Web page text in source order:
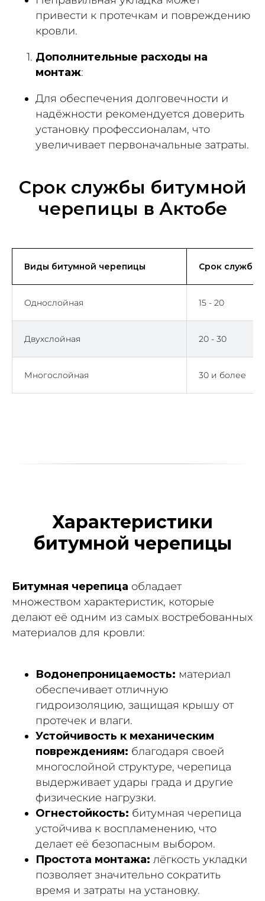
привести к протечкам и повреждению
кровли.
Дополнительные расходы на
монтаж:
Для обеспечения долговечности и
надёжности рекомендуется доверить
установку профессионалам, что
увеличивает первоначальные затраты.
Срок службы битумной
черепицы в Актобе
Виды битумной черепицы Срок службы
Однослойная 15 - 20
Двухслойная 20 - 30
Многослойная 30 и более
Характеристики
битумной черепицы
Битумная черепица обладает
множеством характеристик, которые
делают её одним из самых востребованных
материалов для кровли:
Водонепроницаемость: материал
обеспечивает отличную
гидроизоляцию, защищая крышу от
протечек и влаги.
Устойчивость к механическим
повреждениям: благодаря своей
многослойной структуре, черепица
выдерживает удары града и другие
физические нагрузки.
Огнестойкость: битумная черепица
устойчива к воспламенению, что
делает её безопасным выбором.
Простота монтажа: лёгкость укладки
позволяет значительно сократить
время и затраты на установку.